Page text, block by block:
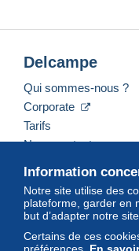
Information
Notre site utilise des
plateforme, garder en
but d’adapter notre
Certains de ces
préférences. En
Delcampe
Qui sommes-nous ?
Corporate
Tarifs
Nous contacter
Français USD